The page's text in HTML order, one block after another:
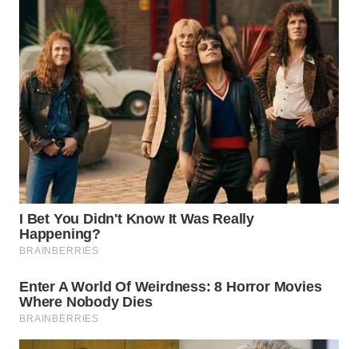
SUMEDANG
WN
CIANJUR
WN
KEPULAUAN
SERIBU
TANGERANG
WN
WN
CIREBON